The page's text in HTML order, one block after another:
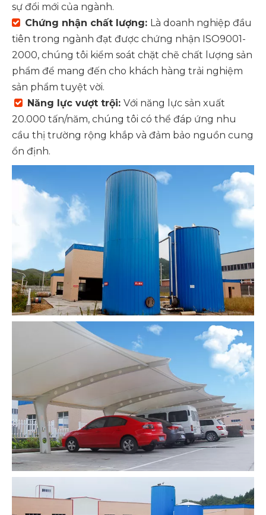
sự đổi mới của ngành.
 Chứng nhận chất lượng: Là doanh nghiệp đầu
tiên trong ngành đạt được chứng nhận ISO9001-
2000, chúng tôi kiểm soát chặt chẽ chất lượng sản
phẩm để mang đến cho khách hàng trải nghiệm
sản phẩm tuyệt vời.
 Năng lực vượt trội: Với năng lực sản xuất
20.000 tấn/năm, chúng tôi có thể đáp ứng nhu
cầu thị trường rộng khắp và đảm bảo nguồn cung
ổn định.